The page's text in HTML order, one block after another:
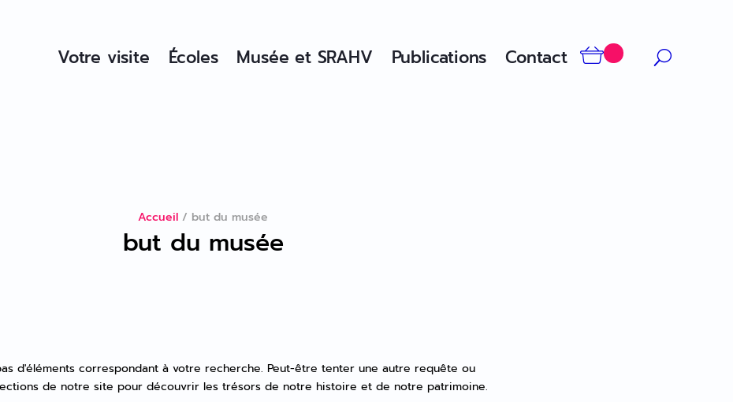
Votre visite Écoles Musée et SRAHV Publications Contact
Accueil / but du musée
but du musée
d'éléments correspondant à votre recherche. Peut-être tenter une autre requête ou
de notre site pour découvrir les trésors de notre histoire et de notre patrimoine.